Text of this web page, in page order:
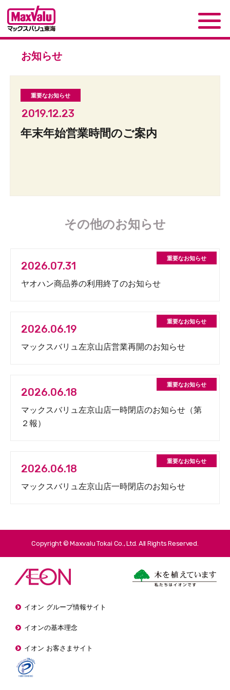
お知らせ
2019.12.23
年末年始営業時間のご案内
その他のお知らせ
2026.07.31
ヤオハン商品券の利用終了のお知らせ
2026.06.19
マックスバリュ左京山店営業再開のお知らせ
2026.06.18
マックスバリュ左京山店一時閉店のお知らせ（第
２報）
2026.06.18
マックスバリュ左京山店一時閉店のお知らせ
Copyright © Maxvalu Tokai Co., Ltd. All Rights Reserved.
イオン グループ情報サイト
イオンの基本理念
イオン お客さまサイト